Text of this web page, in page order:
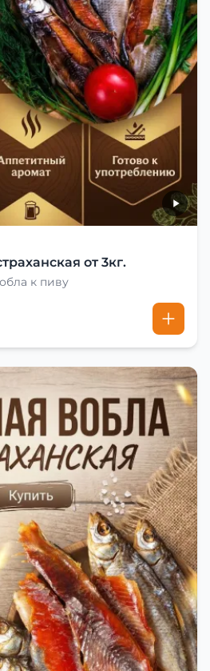
от 3кг.
к пиву